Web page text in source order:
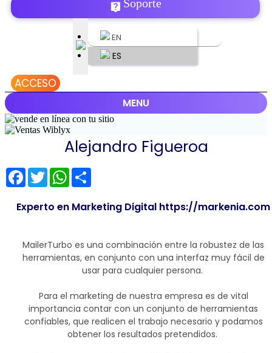
Soporte
EN
ES
ACCESO
MENU
Alejandro Figueroa
Facebook
TwitterWhatsApp
Experto en Marketing Digital https://markenia.com
MailerTurbo es una combinación entre la robustez de las
herramientas, en conjunto con una interfaz muy fácil de
usar para cualquier persona.
Para el marketing de nuestra empresa es de vital
importancia contar con un conjunto de herramientas
confiables, que realicen el trabajo necesario y podamos
obtener los resultados pretendidos.